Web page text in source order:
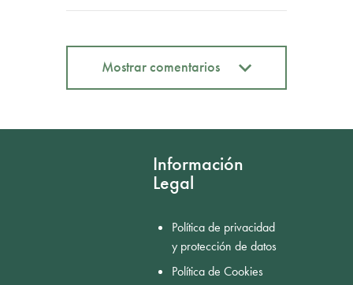
Mostrar comentarios
Información
Legal
Política de privacidad
y protección de datos
Política de Cookies